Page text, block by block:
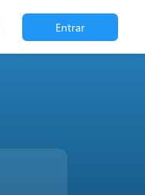
Entrar